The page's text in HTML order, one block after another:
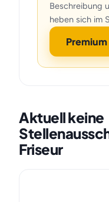
Beschreibung
heben sich im
Aktuell keine
Friseur